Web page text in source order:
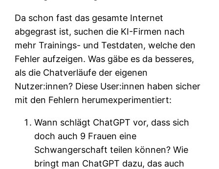
Da schon fast das gesamte Internet
abgegrast ist, suchen die KI-Firmen nach
mehr Trainings- und Testdaten, welche den
Fehler aufzeigen. Was gäbe es da besseres,
als die Chatverläufe der eigenen
Nutzer:innen? Diese User:innen haben sicher
mit den Fehlern herumexperimentiert:
Wann schlägt ChatGPT vor, dass sich
doch auch 9 Frauen eine
Schwangerschaft teilen können? Wie
bringt man ChatGPT dazu, das auch